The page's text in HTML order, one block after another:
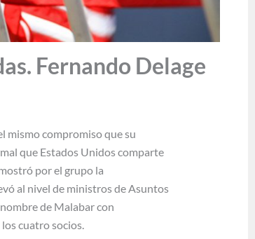
Fernando Delage
mismo compromiso que su
que Estados Unidos comparte
por el grupo la
al nivel de ministros de Asuntos
de Malabar con
cuatro socios.